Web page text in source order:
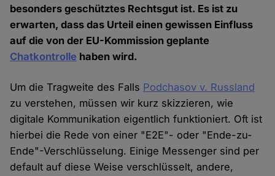
besonders geschütztes Rechtsgut ist. Es ist zu
erwarten, dass das Urteil einen gewissen Einfluss
auf die von der EU-Kommission geplante
Chatkontrolle haben wird.
Um die Tragweite des Falls Podchasov v. Russland
zu verstehen, müssen wir kurz skizzieren, wie
digitale Kommunikation eigentlich funktioniert. Oft ist
hierbei die Rede von einer "E2E"- oder "Ende-zu-
Ende"-Verschlüsselung. Einige Messenger sind per
default auf diese Weise verschlüsselt, andere,